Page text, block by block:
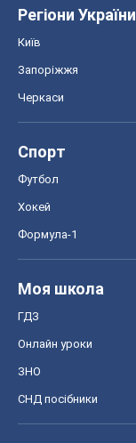
Регіони України
Київ
Запоріжжя
Черкаси
Спорт
Футбол
Хокей
Формула-1
Моя школа
ГДЗ
Онлайн уроки
ЗНО
СНД посібники